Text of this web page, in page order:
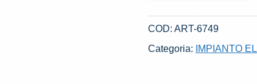
COD:ART-6749
Categoria:
IMPIANTO